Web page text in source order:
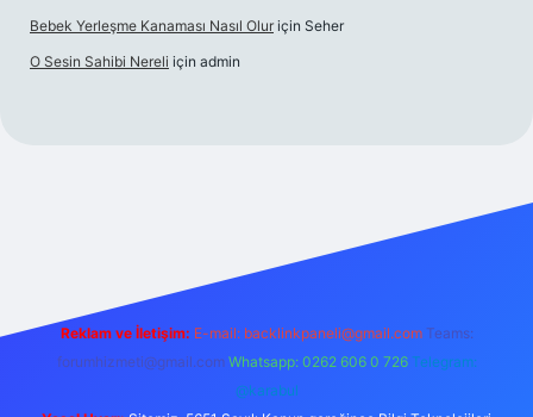
Bebek Yerleşme Kanaması Nasıl Olur için Seher
O Sesin Sahibi Nereli için admin
Reklam ve İletişim: E-mail: backlinkpaneli@gmail.com Teams:
forumhizmeti@gmail.com Whatsapp: 0262 606 0 726 Telegram:
@karabul